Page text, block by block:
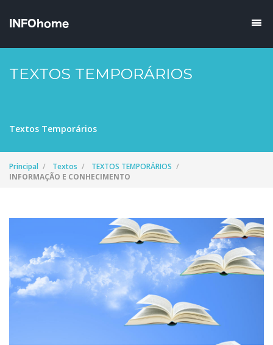
TEXTOS TEMPORÁRIOS
Textos Temporários
Principal Textos
TEXTOS TEMPORÁRIOS
INFORMAÇÃO E CONHECIMENTO